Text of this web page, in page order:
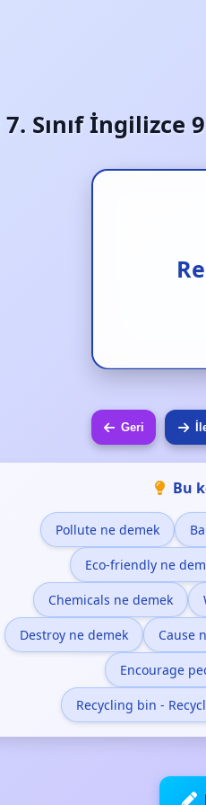
7. Sınıf
Geri
Bu
Pollute ne demek
Eco-friendly ne
Chemicals ne demek
Destroy ne demek Cause
Encourage
Recycling bin -